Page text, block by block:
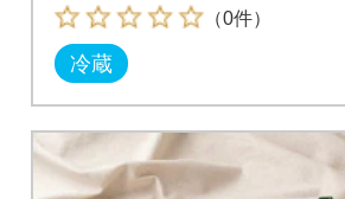
（0件）
冷蔵